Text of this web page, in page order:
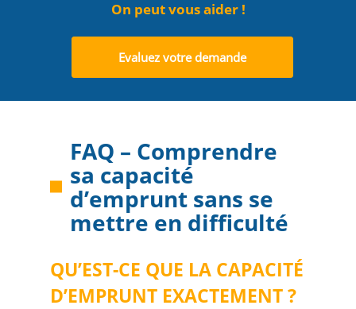
On peut vous aider !
Evaluez votre demande
FAQ – Comprendre
sa capacité
d’emprunt sans se
mettre en difficulté
QU’EST-CE QUE LA CAPACITÉ
D’EMPRUNT EXACTEMENT ?